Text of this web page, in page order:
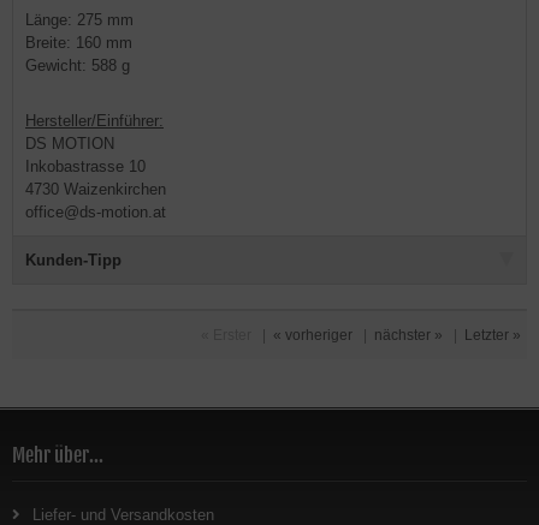
Länge: 275 mm
Breite: 160 mm
Gewicht: 588 g
Hersteller/Einführer:
DS MOTION
Inkobastrasse 10
4730 Waizenkirchen
office@ds-motion.at
Kunden-Tipp
« vorheriger nächster » Letzter »
Mehr über...
Liefer- und Versandkosten